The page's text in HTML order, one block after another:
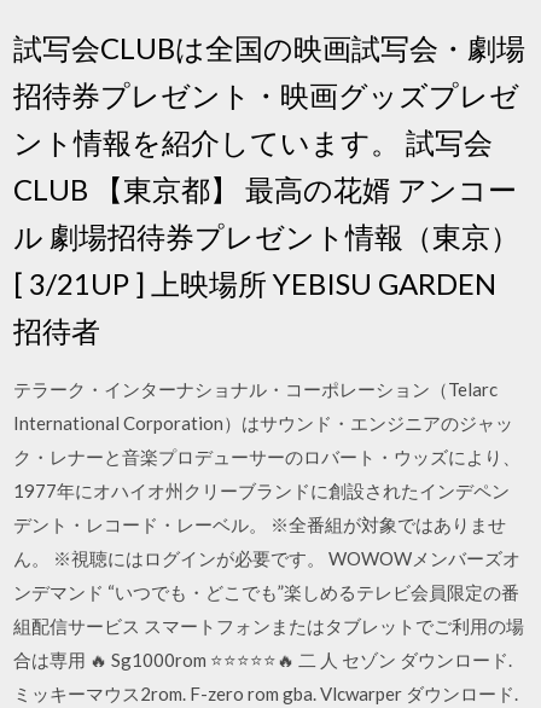
試写会CLUBは全国の映画試写会・劇場
招待券プレゼント・映画グッズプレゼ
ント情報を紹介しています。 試写会
CLUB 【東京都】 最高の花婿 アンコー
ル 劇場招待券プレゼント情報（東京）
[ 3/21UP ] 上映場所 YEBISU GARDEN
招待者
テラーク・インターナショナル・コーポレーション（Telarc
International Corporation）はサウンド・エンジニアのジャッ
ク・レナーと音楽プロデューサーのロバート・ウッズにより、
1977年にオハイオ州クリーブランドに創設されたインデペン
デント・レコード・レーベル。 ※全番組が対象ではありませ
ん。 ※視聴にはログインが必要です。 WOWOWメンバーズオ
ンデマンド “いつでも・どこでも”楽しめるテレビ会員限定の番
組配信サービス スマートフォンまたはタブレットでご利用の場
合は専用 🔥 Sg1000rom ⭐⭐⭐⭐⭐🔥 二 人 セゾン ダウンロード.
ミッキーマウス2rom. F-zero rom gba. Vlcwarper ダウンロード.